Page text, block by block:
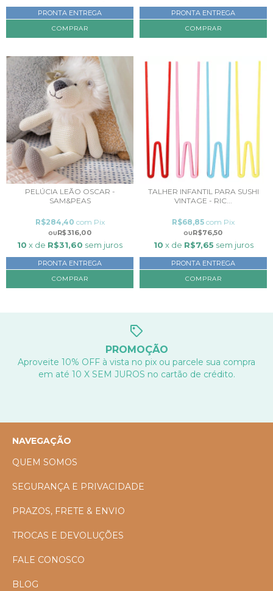
PRONTA ENTREGA PRONTA ENTREGA
PELÚCIA LEÃO OSCAR -
SAM&PEAS
R$316,00
R$284,40 com Pix
10 x de R$31,60 sem juros
PRONTA ENTREGA
TALHER INFANTIL PARA SUSHI
VINTAGE - RIC...
R$76,50
R$68,85 com Pix
10 x de R$7,65 sem juros
PRONTA ENTREGA
COMPRAR
PROMOÇÃO
Aproveite 10% OFF à vista no pix ou parcele sua compra
em até 10 X SEM JUROS no cartão de crédito.
NAVEGAÇÃO
QUEM SOMOS
SEGURANÇA E PRIVACIDADE
PRAZOS, FRETE & ENVIO
TROCAS E DEVOLUÇÕES
FALE CONOSCO
BLOG